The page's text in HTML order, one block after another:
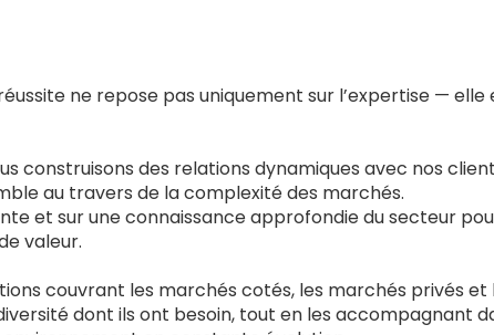
ne repose pas uniquement sur l’expertise — elle
construisons des relations dynamiques avec nos
au travers de la complexité des marchés.
et sur une connaissance approfondie du secteur
valeur.
couvrant les marchés cotés, les marchés privés et
dont ils ont besoin, tout en les accompagnant